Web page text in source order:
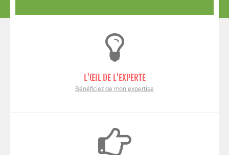
L'ŒIL DE L'EXPERTE
Bénéficiez de mon expertise